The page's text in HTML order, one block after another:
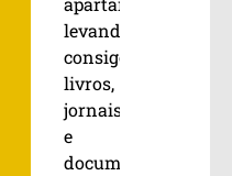
levando
consigo
livros,
jornais
e
documentos